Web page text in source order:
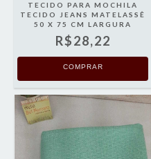
TECIDO PARA MOCHILA
TECIDO JEANS MATELASSÊ
50 X 75 CM LARGURA
R$28,22
COMPRAR